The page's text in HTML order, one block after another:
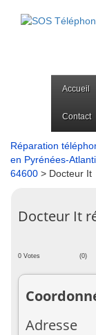
Accueil
Contact
Réparation
en Pyrénées-
64600 > Docteur It
Docteur It
0 Votes (0)
Adresse